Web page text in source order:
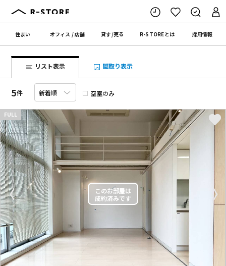
住まい オフィス /店舗 貸す/売る R-STOREとは 採用情報
リスト表示 間取り表示
5件 空室のみ
〈 〉
FULL